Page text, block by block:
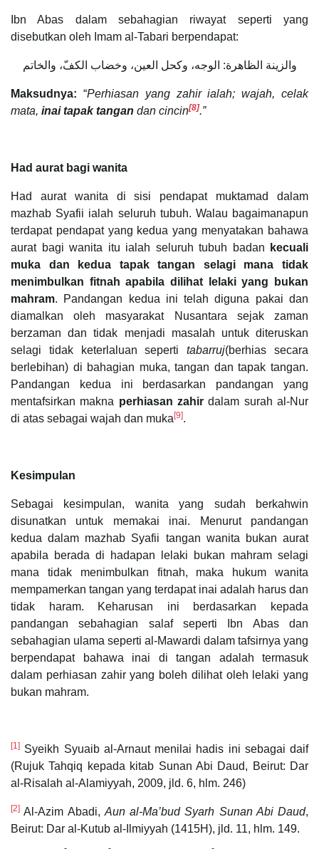
Ibn Abas dalam sebahagian riwayat seperti yang
disebutkan oleh Imam al-Tabari berpendapat:
والزينة الظاهرة: الوجه، وكحل العين، وخضاب الكفّ، والخاتم
Maksudnya: “Perhiasan yang zahir ialah; wajah, celak
mata, inai tapak tangan dan cincin[8].”
Had aurat bagi wanita
Had aurat wanita di sisi pendapat muktamad dalam
mazhab Syafii ialah seluruh tubuh. Walau bagaimanapun
terdapat pendapat yang kedua yang menyatakan bahawa
aurat bagi wanita itu ialah seluruh tubuh badan
kecuali
muka dan kedua tapak tangan selagi mana tidak
menimbulkan fitnah apabila dilihat lelaki yang bukan
mahram. Pandangan kedua ini telah diguna pakai dan
diamalkan oleh masyarakat Nusantara sejak zaman
berzaman dan tidak menjadi masalah untuk diteruskan
selagi tidak keterlaluan sepertitabarruj(berhias secara
berlebihan) di bahagian muka, tangan dan tapak tangan.
Pandangan kedua ini berdasarkan pandangan yang
mentafsirkan makna perhiasan zahir dalam surah al-Nur
di atas sebagai wajah dan muka [9].
Kesimpulan
Sebagai kesimpulan, wanita yang sudah berkahwin
disunatkan untuk memakai inai. Menurut pandangan
kedua dalam mazhab Syafii tangan wanita bukan aurat
apabila berada di hadapan lelaki bukan mahram selagi
mana tidak menimbulkan fitnah, maka hukum wanita
mempamerkan tangan yang terdapat inai adalah harus dan
tidak haram. Keharusan ini berdasarkan kepada
pandangan sebahagian salaf seperti Ibn Abas dan
sebahagian ulama seperti al-Mawardi dalam tafsirnya yang
berpendapat bahawa inai di tangan adalah termasuk
dalam perhiasan zahir yang boleh dilihat oleh lelaki yang
bukan mahram.
[1] Syeikh Syuaib al-Arnaut menilai hadis ini sebagai daif
(Rujuk Tahqiq kepada kitab Sunan Abi Daud, Beirut: Dar
al-Risalah al-Alamiyyah, 2009, jld. 6, hlm. 246)
[2] Al-Azim Abadi, Aun al-Ma’bud Syarh Sunan Abi Daud,
Beirut: Dar al-Kutub al-Ilmiyyah (1415H), jld. 11, hlm. 149.